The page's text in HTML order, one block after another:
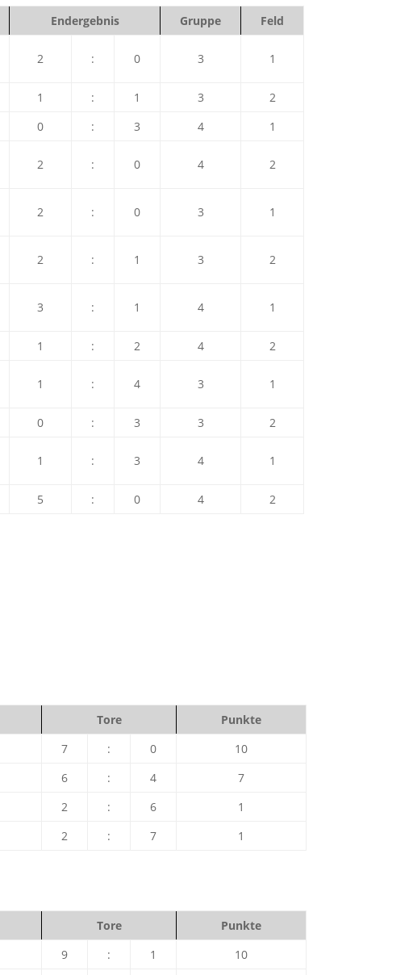
Endergebnis Gruppe Feld
2 : 0 3 1
1 : 1 3
2
0 : 3 4 1
2 : 0 4 2
2 : 0 3 1
2 : 1 3 2
3 : 1 4 1
1 : 2 4 2
1 : 4 3 1
0 : 3 3 2
1 : 3 4 1
5 : 0 4 2
Tore
Punkte
7 : 0
10
6 : 4
7
2 : 6
1
2 : 7 1
Tore
Punkte
9 : 1
10